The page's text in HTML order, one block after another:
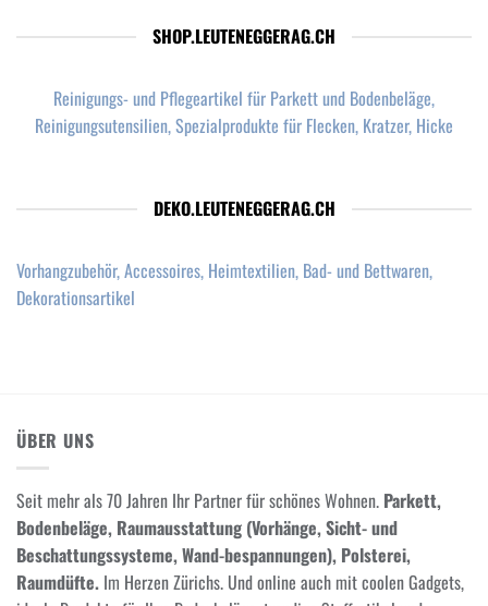
SHOP.LEUTENEGGERAG.CH
Reinigungs- und Pflegeartikel für Parkett und Bodenbeläge,
Reinigungsutensilien, Spezialprodukte für Flecken, Kratzer, Hicke
DEKO.LEUTENEGGERAG.CH
Vorhangzubehör, Accessoires, Heimtextilien, Bad- und Bettwaren,
Dekorationsartikel
ÜBER UNS
Seit mehr als 70 Jahren Ihr Partner für schönes Wohnen. Parkett,
Bodenbeläge, Raumausstattung (Vorhänge, Sicht- und
Beschattungssysteme, Wand-bespannungen), Polsterei,
Raumdüfte. Im Herzen Zürichs. Und online auch mit coolen Gadgets,